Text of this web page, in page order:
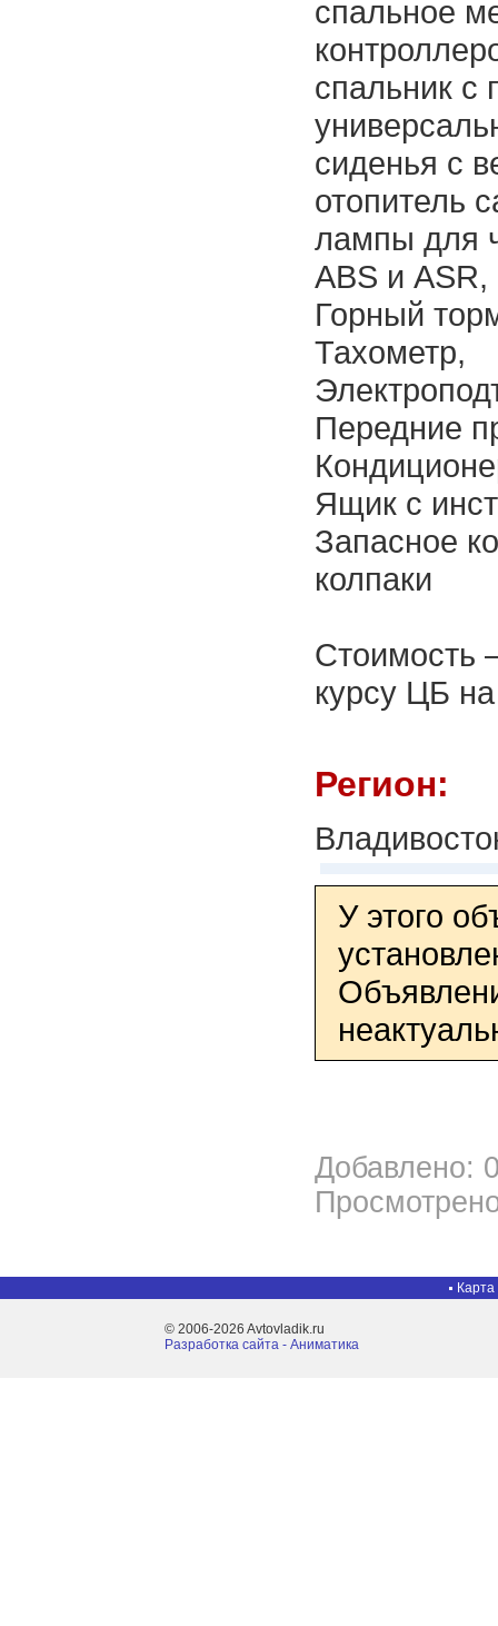
спальное
спальник с
сиденья с
отопитель
лампы для
ABS и ASR,
Горный
Тахометр,
Передние
Ящик с
Запасное
колпаки
Стоимость
курсу ЦБ
Регион:
У этого
Добавлено:
Карта
© 2006-2026 Avtovladik.ru
Разработка сайта - Aниматика